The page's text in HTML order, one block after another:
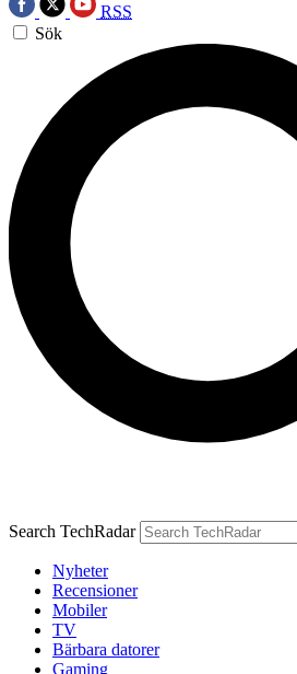
RSS
Sök
Search TechRadar
Nyheter
Recensioner
Mobiler
TV
Bärbara datorer
Gaming